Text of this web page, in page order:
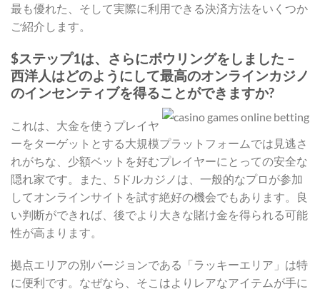
最も優れた、そして実際に利用できる決済方法をいくつか
ご紹介します。
$ステップ1は、さらにボウリングをしました –
西洋人はどのようにして最高のオンラインカジノ
のインセンティブを得ることができますか?
これは、大金を使うプレイヤ
ーをターゲットとする大規模プラットフォームでは見逃さ
れがちな、少額ベットを好むプレイヤーにとっての安全な
隠れ家です。また、5ドルカジノは、一般的なプロが参加
してオンラインサイトを試す絶好の機会でもあります。良
い判断ができれば、後でより大きな賭け金を得られる可能
性が高まります。
拠点エリアの別バージョンである「ラッキーエリア」は特
に便利です。なぜなら、そこはよりレアなアイテムが手に